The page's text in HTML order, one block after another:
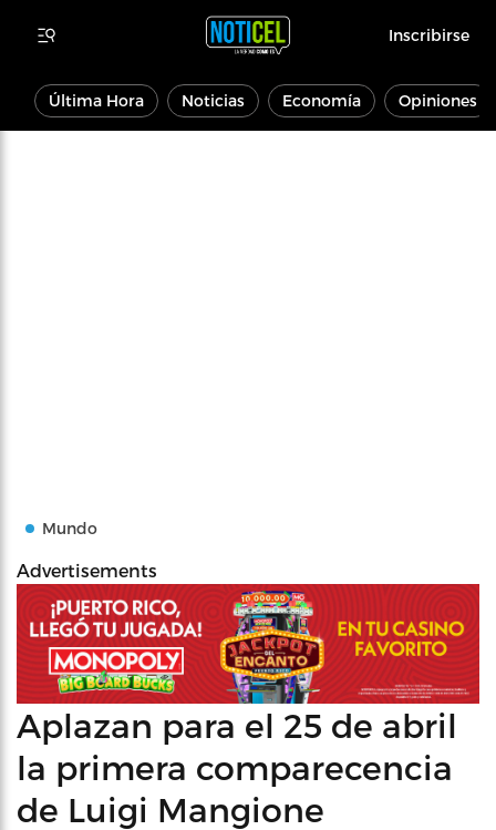
Inscribirse
Última Hora Noticias Economía Opiniones
Mundo
Advertisements
Aplazan para el 25 de abril
la primera comparecencia
de Luigi Mangione